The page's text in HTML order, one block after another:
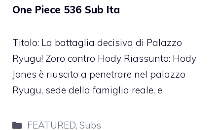
One Piece 536 Sub Ita
Titolo: La battaglia decisiva di Palazzo
Ryugu! Zoro contro Hody Riassunto: Hody
Jones è riuscito a penetrare nel palazzo
Ryugu, sede della famiglia reale, e
Categorie
FEATURED,Subs